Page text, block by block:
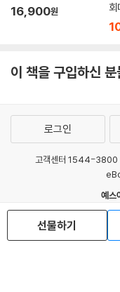
16,900원
기
이 책을 구입하신
선물하기
로그인
고객센터 1544-3800
예스